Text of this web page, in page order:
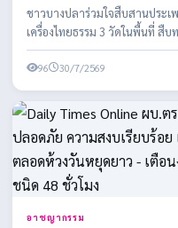
ชาวบางปลาร่วมใจสืบสานประ
เครื่องไทยธรรม 3 วัดในพื้นที่ สื
96 30/7/2569
อาชญากรรม